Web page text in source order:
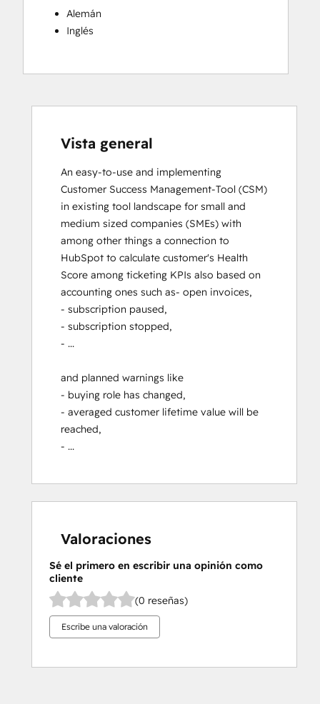
Alemán
Inglés
Vista general
An easy-to-use and implementing
Customer Success Management-Tool (CSM)
in existing tool landscape for small and
medium sized companies (SMEs) with
among other things a connection to
HubSpot to calculate customer's Health
Score among ticketing KPIs also based on
accounting ones such as- open invoices,
- subscription paused,
- subscription stopped,
- ...
and planned warnings like
- buying role has changed,
- averaged customer lifetime value will be
reached,
- ...
Valoraciones
Sé el primero en escribir una opinión como
cliente
(0 reseñas)
Escribe una valoración